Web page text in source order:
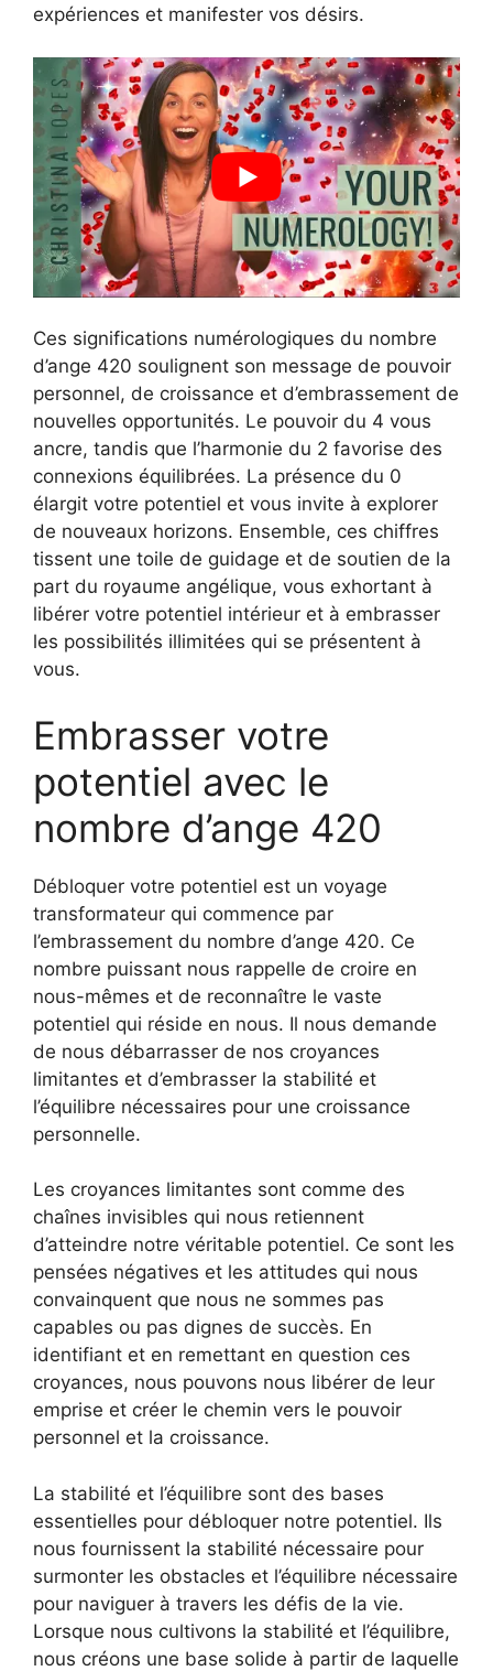
expériences et manifester vos désirs.
Ces significations numérologiques du nombre
d’ange 420 soulignent son message de pouvoir
personnel, de croissance et d’embrassement de
nouvelles opportunités. Le pouvoir du 4 vous
ancre, tandis que l’harmonie du 2 favorise des
connexions équilibrées. La présence du 0
élargit votre potentiel et vous invite à explorer
de nouveaux horizons. Ensemble, ces chiffres
tissent une toile de guidage et de soutien de la
part du royaume angélique, vous exhortant à
libérer votre potentiel intérieur et à embrasser
les possibilités illimitées qui se présentent à
vous.
Embrasser votre
potentiel avec le
nombre d’ange 420
Débloquer votre potentiel est un voyage
transformateur qui commence par
l’embrassement du nombre d’ange 420. Ce
nombre puissant nous rappelle de croire en
nous-mêmes et de reconnaître le vaste
potentiel qui réside en nous. Il nous demande
de nous débarrasser de nos croyances
limitantes et d’embrasser la stabilité et
l’équilibre nécessaires pour une croissance
personnelle.
Les croyances limitantes sont comme des
chaînes invisibles qui nous retiennent
d’atteindre notre véritable potentiel. Ce sont les
pensées négatives et les attitudes qui nous
convainquent que nous ne sommes pas
capables ou pas dignes de succès. En
identifiant et en remettant en question ces
croyances, nous pouvons nous libérer de leur
emprise et créer le chemin vers le pouvoir
personnel et la croissance.
La stabilité et l’équilibre sont des bases
essentielles pour débloquer notre potentiel. Ils
nous fournissent la stabilité nécessaire pour
surmonter les obstacles et l’équilibre nécessaire
pour naviguer à travers les défis de la vie.
Lorsque nous cultivons la stabilité et l’équilibre,
nous créons une base solide à partir de laquelle